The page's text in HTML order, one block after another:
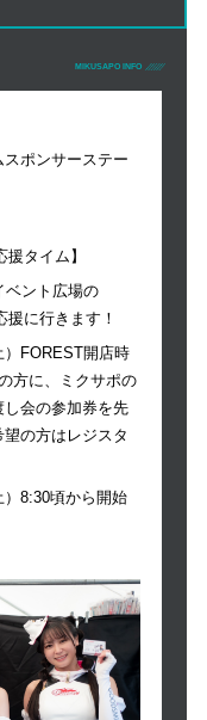
MIKUSAPO INFO
ポンサーステー
タイム】
ベント広場の
援に行きます！
FOREST開店時
方に、ミクサポの
し会の参加券を先
の方はレジスタ
）8:30頃から開始